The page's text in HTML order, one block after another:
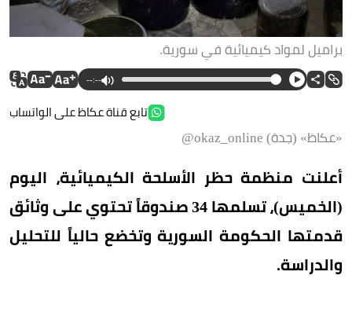
براميل لمواد كيميائية في سورية.
--:--
تابع قناة عكاظ على الواتساب
«عكاظ» (جدة) okaz_online@
أعلنت منظمة حظر الأسلحة الكيميائية، اليوم
(الخميس)، تسلمها 34 صندوقاً تحتوي على وثائق
قدمتها الحكومة السورية وتخضع حالياً للتحليل
والدراسة.